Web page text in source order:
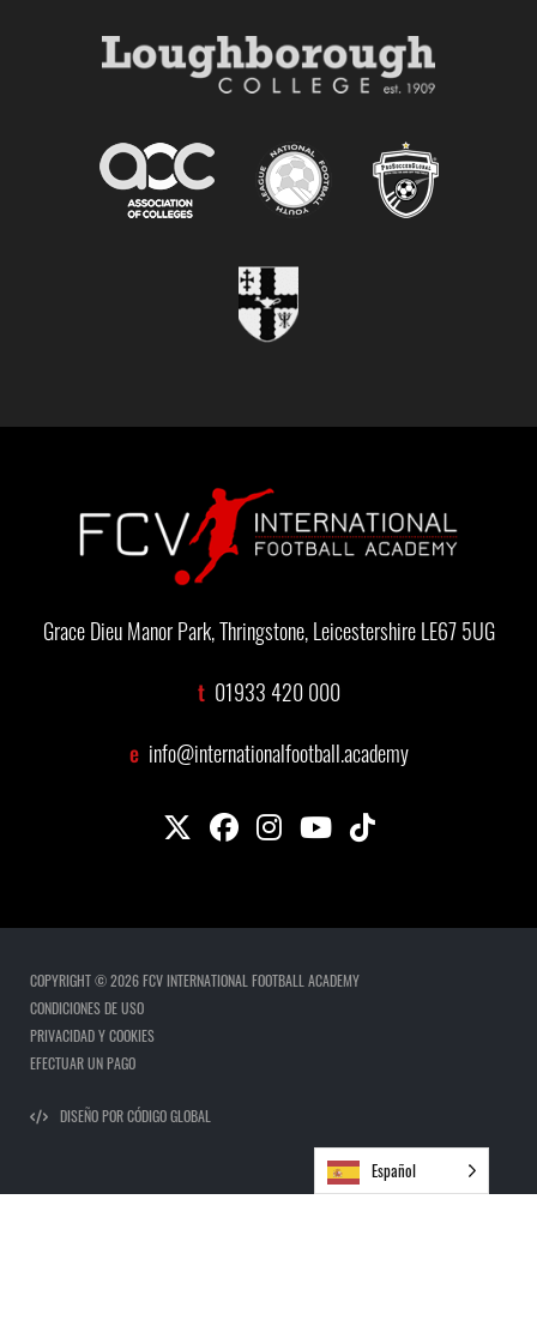
Grace Dieu Manor Park, Thringstone, Leicestershire LE67 5UG
t 01933 420 000
e info@internationalfootball.academy
COPYRIGHT © 2026 FCV INTERNATIONAL FOOTBALL ACADEMY
CONDICIONES DE USO
PRIVACIDAD Y COOKIES
EFECTUAR UN PAGO
DISEÑO POR CÓDIGO GLOBAL
Español